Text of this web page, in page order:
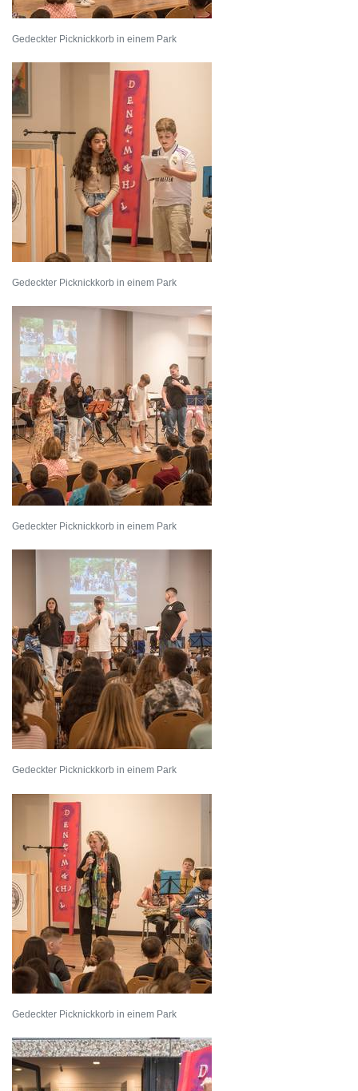
Gedeckter Picknickkorb in einem Park
Gedeckter Picknickkorb in einem Park
Gedeckter Picknickkorb in einem Park
Gedeckter Picknickkorb in einem Park
Gedeckter Picknickkorb in einem Park